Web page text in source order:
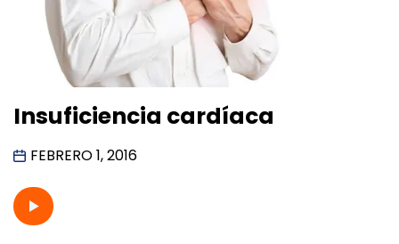
Insuficiencia cardíaca
FEBRERO 1, 2016